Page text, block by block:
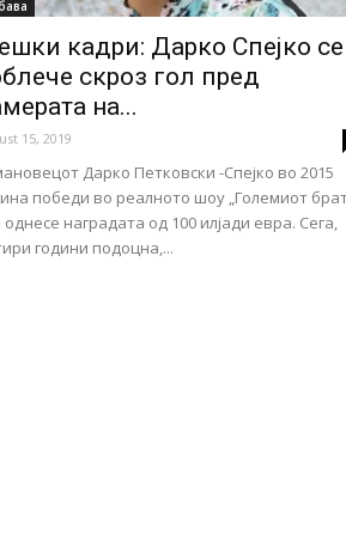
кадри: Дарко Спејко се
скроз гол пред
на...
15, 2019
Дарко Петковски -Спејко во 2015
победи во реалното шоу „Големиот
однесе наградата од 100 илјади евра. Сега,
години подоцна,...